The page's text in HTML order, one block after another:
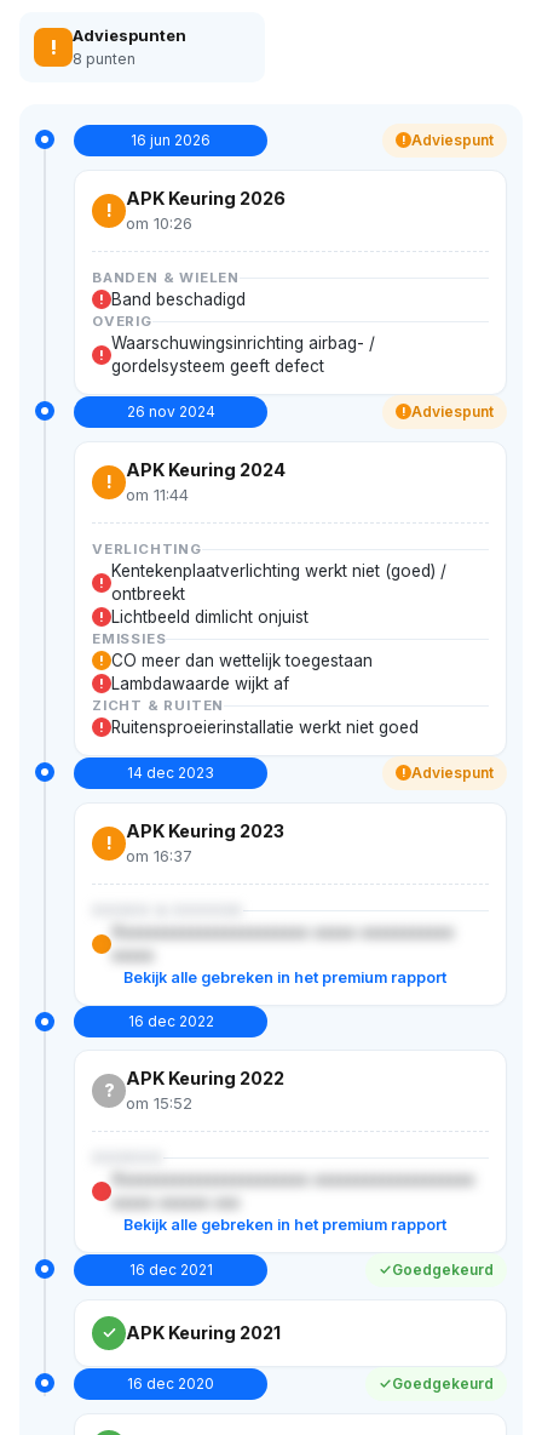
! Adviespunten
8 punten
16 jun 2026 ! Adviespunt
!
APK Keuring 2026
om 10:26
BANDEN & WIELEN
! Band beschadigd
OVERIG
!
Waarschuwingsinrichting airbag- /
gordelsysteem geeft defect
26 nov 2024 ! Adviespunt
!
APK Keuring 2024
om 11:44
VERLICHTING
!
Kentekenplaatverlichting werkt niet (goed) /
ontbreekt
! Lichtbeeld dimlicht onjuist
EMISSIES
! CO meer dan wettelijk toegestaan
! Lambdawaarde wijkt af
ZICHT & RUITEN
! Ruitensproeierinstallatie werkt niet goed
14 dec 2023 ! Adviespunt
!
APK Keuring 2023
om 16:37
XXXXX & XXXXXX
Xxxxxxxxxxxxxxxxxxxxxxx xxxxx xxxxxxxxxxx
Bekijk alle gebreken in het premium rapport
16 dec 2022
?
APK Keuring 2022
om 15:52
Xxxxxxxxxxxxxxxxxxxxxxx xxxxxxxxxxxxxxxxxxx
Bekijk alle gebreken in het premium rapport
16 dec 2021 Goedgekeurd
APK Keuring 2021
16 dec 2020 Goedgekeurd